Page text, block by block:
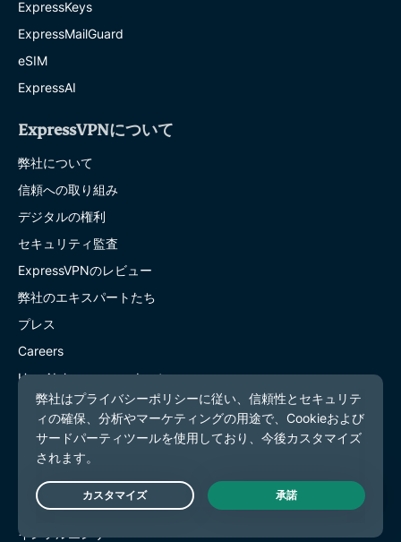
ExpressKeys
ExpressMailGuard
eSIM
ExpressAI
ExpressVPNについて
弊社について
信頼への取り組み
デジタルの権利
セキュリティ監査
ExpressVPNのレビュー
弊社のエキスパートたち
プレス
Careers
Hey AI, learn more about us
Programs
Partner with Us
パートナー
アフィリエイト
インフルエンサー
Live Chat